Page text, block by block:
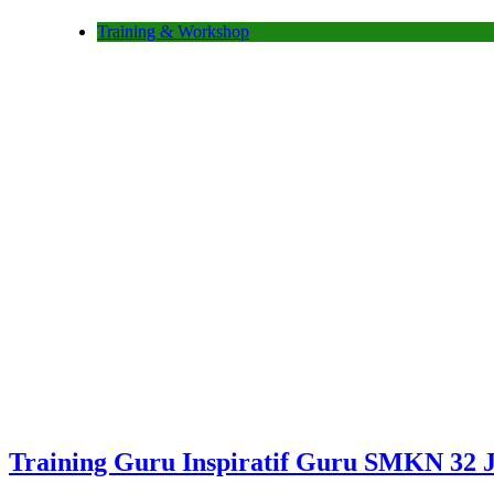
Training & Workshop
Training Guru Inspiratif Guru SMKN 32